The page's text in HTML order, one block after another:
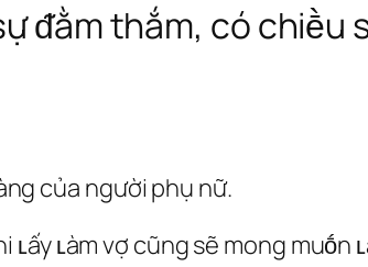
ᵭằm thắm, có chiḕu
của người phụ nữ.
ʟàm vợ cũng sẽ mong